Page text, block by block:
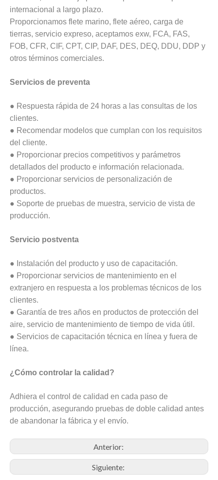
internacional a largo plazo.
Proporcionamos flete marino, flete aéreo, carga de
tierras, servicio expreso, aceptamos exw, FCA, FAS,
FOB, CFR, CIF, CPT, CIP, DAF, DES, DEQ, DDU, DDP y
otros términos comerciales.
Servicios de preventa
● Respuesta rápida de 24 horas a las consultas de los
clientes.
● Recomendar modelos que cumplan con los requisitos
del cliente.
● Proporcionar precios competitivos y parámetros
detallados del producto e información relacionada.
● Proporcionar servicios de personalización de
productos.
● Soporte de pruebas de muestra, servicio de vista de
producción.
Servicio postventa
● Instalación del producto y uso de capacitación.
● Proporcionar servicios de mantenimiento en el
extranjero en respuesta a los problemas técnicos de los
clientes.
● Garantía de tres años en productos de protección del
aire, servicio de mantenimiento de tiempo de vida útil.
● Servicios de capacitación técnica en línea y fuera de
línea.
¿Cómo controlar la calidad?
Adhiera el control de calidad en cada paso de
producción, asegurando pruebas de doble calidad antes
de abandonar la fábrica y el envío.
Anterior:
Siguiente: